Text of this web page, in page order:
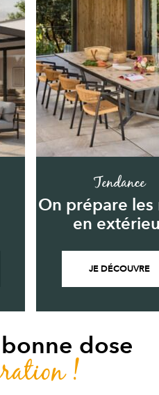
Tendance
On prépare les
en
JE DÉCOUVRE
dose
!